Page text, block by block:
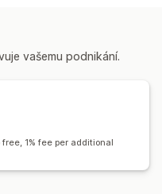
synchronizace
vašemu podnikání.
1% fee per additional